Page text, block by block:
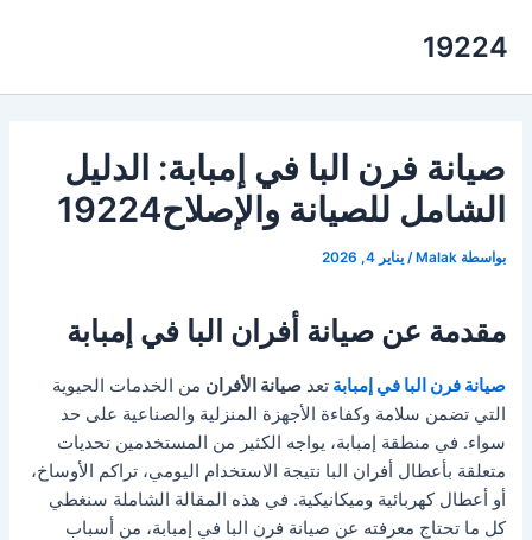
19224
صيانة فرن البا في إمبابة: الدليل
الشامل للصيانة والإصلاح19224
بواسطة Malak
/يناير 4, 2026
مقدمة عن صيانة أفران البا في إمبابة
صيانة فرن البا في إمبابةتعدصيانة الأفران من الخدمات الحيوية
التي تضمن سلامة وكفاءة الأجهزة المنزلية والصناعية على حد
سواء. في منطقة إمبابة، يواجه الكثير من المستخدمين تحديات
متعلقة بأعطال أفران البا نتيجة الاستخدام اليومي، تراكم الأوساخ،
أو أعطال كهربائية وميكانيكية. في هذه المقالة الشاملة سنغطي
كل ما تحتاج معرفته عن صيانة فرن البا في إمبابة، من أسباب